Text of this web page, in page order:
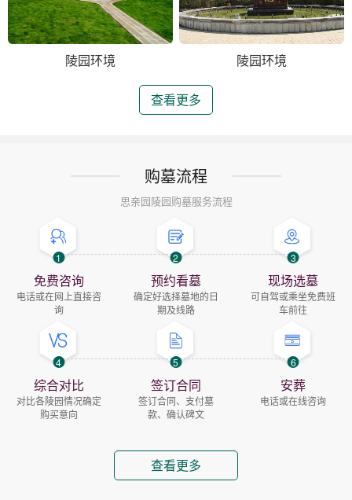
陵园环境 陵园环境
查看更多
购墓流程
思亲园陵园购墓服务流程
1
免费咨询
电话或在网上直接咨
询
2
预约看墓
确定好选择墓地的日
期及线路
3
现场选墓
可自驾或乘坐免费班
车前往
4
综合对比
对比各陵园情况确定
购买意向
5
签订合同
签订合同、支付墓
款、确认碑文
6
安葬
电话或在线咨询
查看更多